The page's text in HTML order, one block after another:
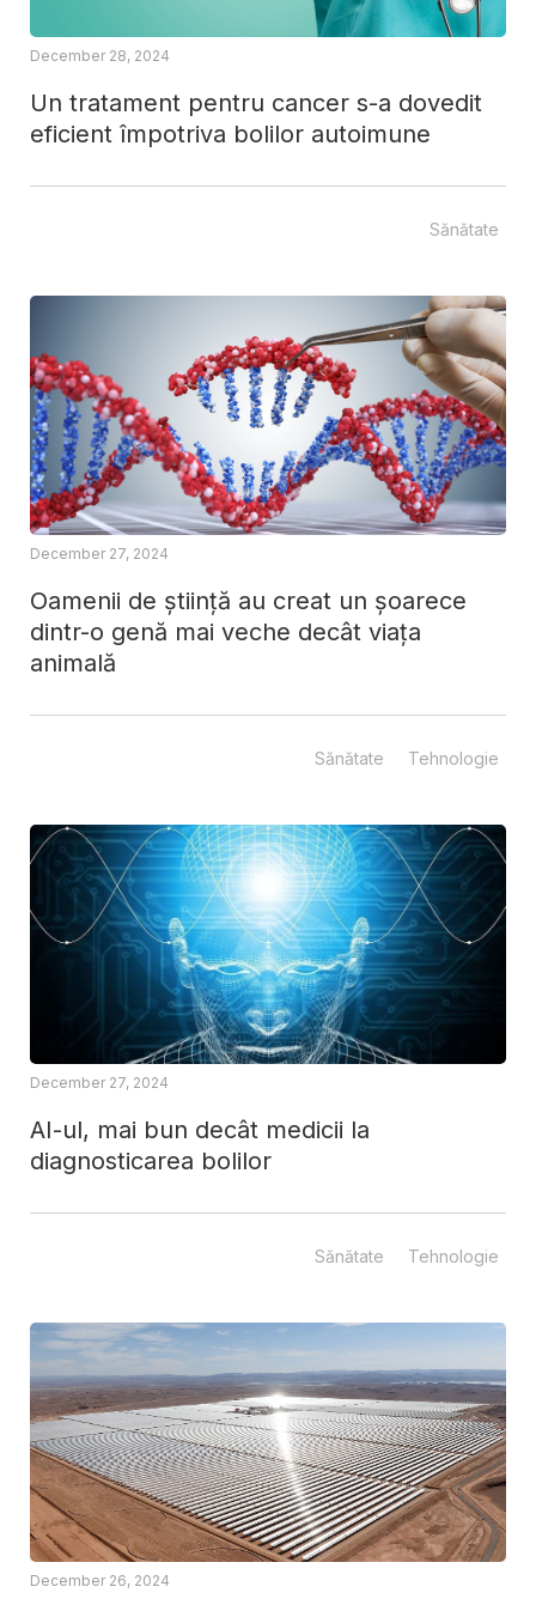
Un tratament pentru cancer s-a dovedit
eficient împotriva bolilor autoimune
December 28, 2024
Sănătate
Oamenii de știință au creat un șoarece
dintr-o genă mai veche decât viața
animală
December 27, 2024
Sănătate Tehnologie
AI-ul, mai bun decât medicii la
diagnosticarea bolilor
December 27, 2024
Sănătate Tehnologie
December 26, 2024